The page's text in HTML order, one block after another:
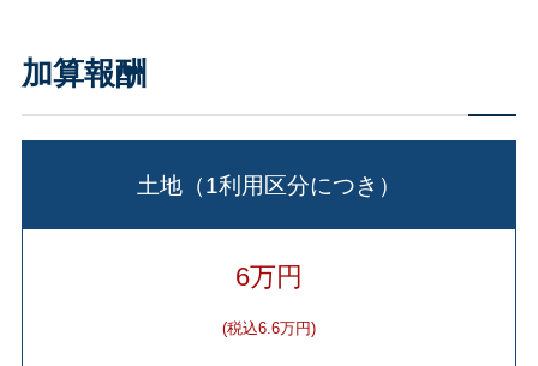
加算報酬
土地（1利用区分につき）
6万円
(税込6.6万円)